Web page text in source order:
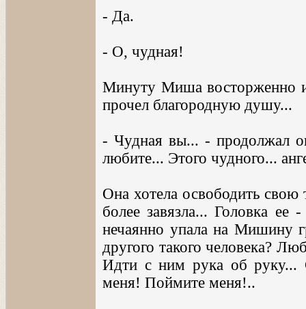
- Да.
- О, чудная!
Минуту Миша восторженно
прочел благородную душу...
- Чудная вы... - продолжал
любите... Этого чудного...
Она хотела освободить свою
более завязла... Головка
нечаянно упала на Мишину
другого такого человека?
Идти с ним рука об руку...
меня! Поймите меня!..